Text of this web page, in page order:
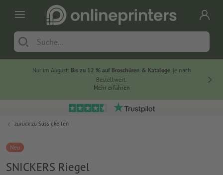
Nur im August: Bis zu 12 % auf Broschüren & Kataloge, je nach
Bestellwert.
Mehr erfahren
zurück zu Süssigkeiten
Neu
SNICKERS Riegel